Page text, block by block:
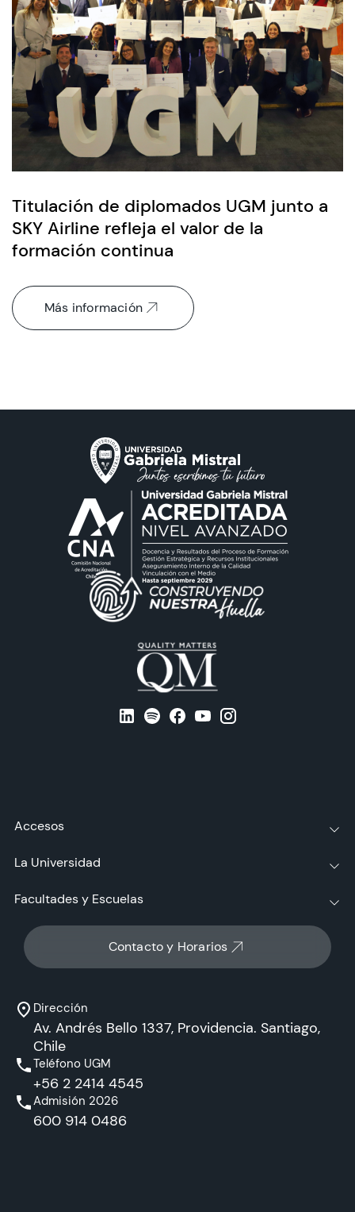
Titulación de diplomados UGM junto a
SKY Airline refleja el valor de la
formación continua
Más información
Contacto y Horarios
Dirección
Av. Andrés Bello 1337, Providencia. Santiago,
Chile
Teléfono UGM
+56 2 2414 4545
Admisión 2026
600 914 0486
Accesos
La Universidad
Facultades y Escuelas